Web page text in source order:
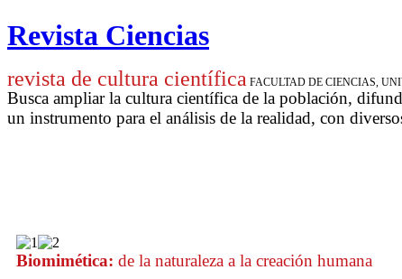
Revista Ciencias
revista de cultura científica FACULTAD DE CIENCIAS,
Busca ampliar la cultura científica de la población,
un instrumento para el análisis de la realidad, con
Biomimética: de la naturaleza a la creación humana